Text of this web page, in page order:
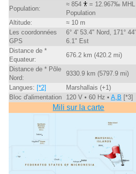
Population:
≈ 854
= 12.967‰ MHL
Population
Altitude:
≈ 10 m
Les coordonnées
GPS
6° 4' 53.4" Nord, 171° 44'
6.1" Est
Distance de *
Equateur:
676.2 km (420.2 mi)
Distance de * Pôle
Nord:
9330.9 km (5797.9 mi)
Langues: [*2]
Marshallais (+1)
Bloc d'alimentation
120 V • 60 Hz • A,B [*3]
Mili sur la carte